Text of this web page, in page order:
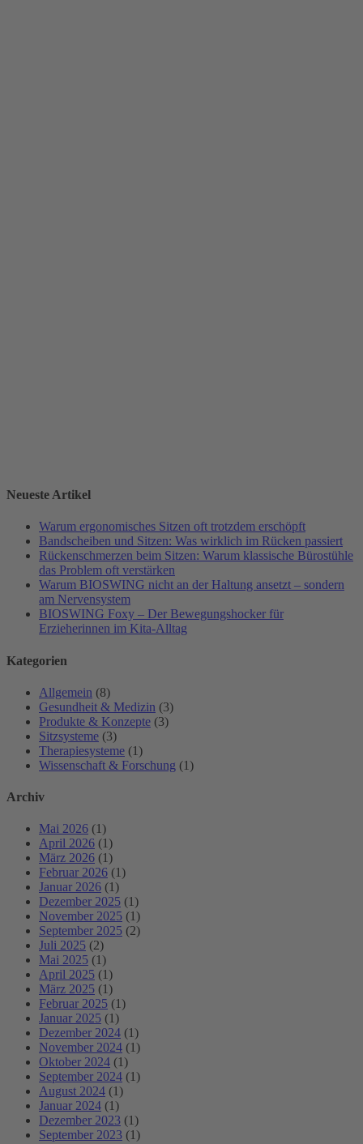
Neueste Artikel
Warum ergonomisches Sitzen oft trotzdem erschöpft
Bandscheiben und Sitzen: Was wirklich im Rücken passiert
Rückenschmerzen beim Sitzen: Warum klassische Bürostühle
das Problem oft verstärken
Warum BIOSWING nicht an der Haltung ansetzt – sondern
am Nervensystem
BIOSWING Foxy – Der Bewegungshocker für
Erzieherinnen im Kita-Alltag
Kategorien
Allgemein (8)
Gesundheit & Medizin (3)
Produkte & Konzepte (3)
Sitzsysteme (3)
Therapiesysteme (1)
Wissenschaft & Forschung (1)
Archiv
Mai 2026 (1)
April 2026 (1)
März 2026 (1)
Februar 2026 (1)
Januar 2026 (1)
Dezember 2025 (1)
November 2025 (1)
September 2025 (2)
Juli 2025 (2)
Mai 2025 (1)
April 2025 (1)
März 2025 (1)
Februar 2025 (1)
Januar 2025 (1)
Dezember 2024 (1)
November 2024 (1)
Oktober 2024 (1)
September 2024 (1)
August 2024 (1)
Januar 2024 (1)
Dezember 2023 (1)
September 2023 (1)